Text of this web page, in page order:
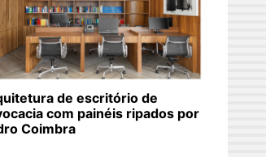
de escritório de
com painéis ripados por
Coimbra